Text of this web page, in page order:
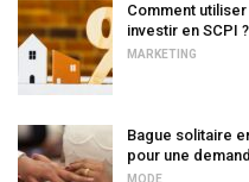
Comment
investir en SCPI ?
MARKETING
Bague solitaire
pour une
MODE